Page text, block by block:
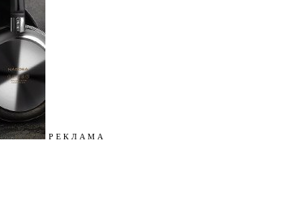
Р Е К Л А М А